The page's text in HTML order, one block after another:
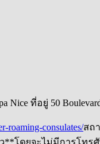
ที่อยู่ 50 Boulevard
roaming-consulates/สถ
**โดยจะไม่มีการโท